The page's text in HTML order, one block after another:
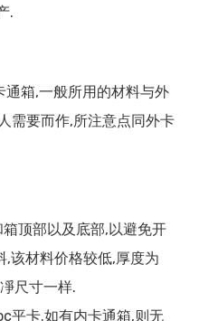
.
箱,一般所用的材料与外
需要而作,所注意点同外卡
顶部以及底部,以避免开
,该材料价格较低,厚度为
尺寸一样.
平卡.如有内卡通箱,则无